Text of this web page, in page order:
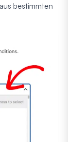
bestimmten